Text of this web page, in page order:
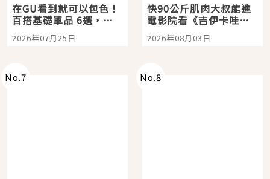
在GU看到就可以包色！
百搭基礎單品 6選，閉
眼全收也不心疼
2026年07月25日
快90公斤肌肉大叔能進
電影院看《吉伊卡哇》
嗎？日本重金屬樂團
「打首」會長與nagano
2026年08月03日
No.7 No.8